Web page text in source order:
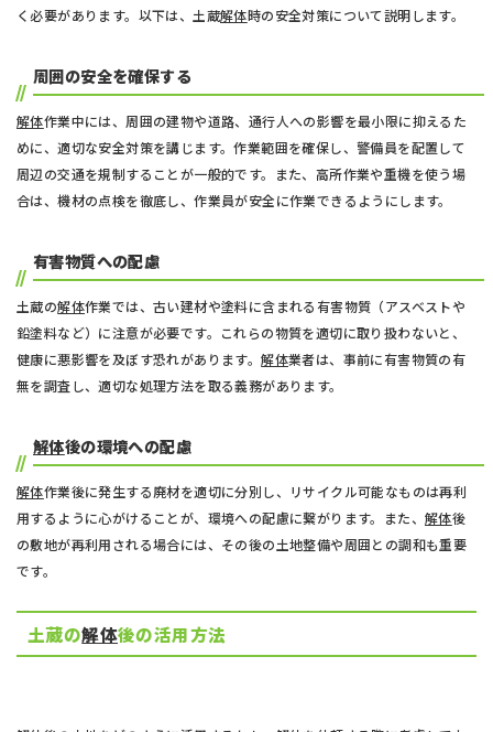
く必要があります。以下は、土蔵解体時の安全対策について説明します。
周囲の安全を確保する
解体作業中には、周囲の建物や道路、通行人への影響を最小限に抑えるた
めに、適切な安全対策を講じます。作業範囲を確保し、警備員を配置して
周辺の交通を規制することが一般的です。また、高所作業や重機を使う場
合は、機材の点検を徹底し、作業員が安全に作業できるようにします。
有害物質への配慮
土蔵の解体作業では、古い建材や塗料に含まれる有害物質（アスベストや
鉛塗料など）に注意が必要です。これらの物質を適切に取り扱わないと、
健康に悪影響を及ぼす恐れがあります。解体業者は、事前に有害物質の有
無を調査し、適切な処理方法を取る義務があります。
解体後の環境への配慮
解体作業後に発生する廃材を適切に分別し、リサイクル可能なものは再利
用するように心がけることが、環境への配慮に繋がります。また、 解体後
の敷地が再利用される場合には、その後の土地整備や周囲との調和も重要
です。
土蔵の解体後の活用方法